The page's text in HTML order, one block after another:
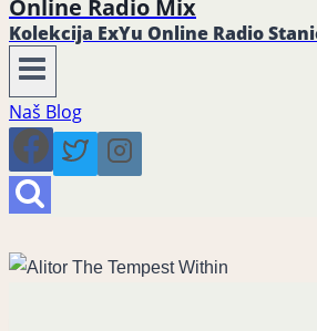
Online Radio Mix
Kolekcija ExYu Online Radio
Naš Blog